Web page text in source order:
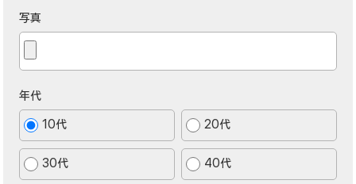
写真
年代
10代
20代
30代 40代